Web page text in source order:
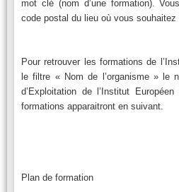
mot clé (nom d’une formation).
code postal du lieu où vous
Pour retrouver les formations de
le filtre « Nom de l’organisme » le
d’Exploitation de l’Institut
formations apparaitront en suivant.
Plan de formation